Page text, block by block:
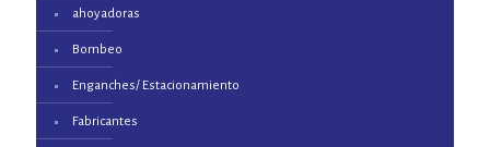
ahoyadoras
Bombeo
Enganches/ Estacionamiento
Fabricantes